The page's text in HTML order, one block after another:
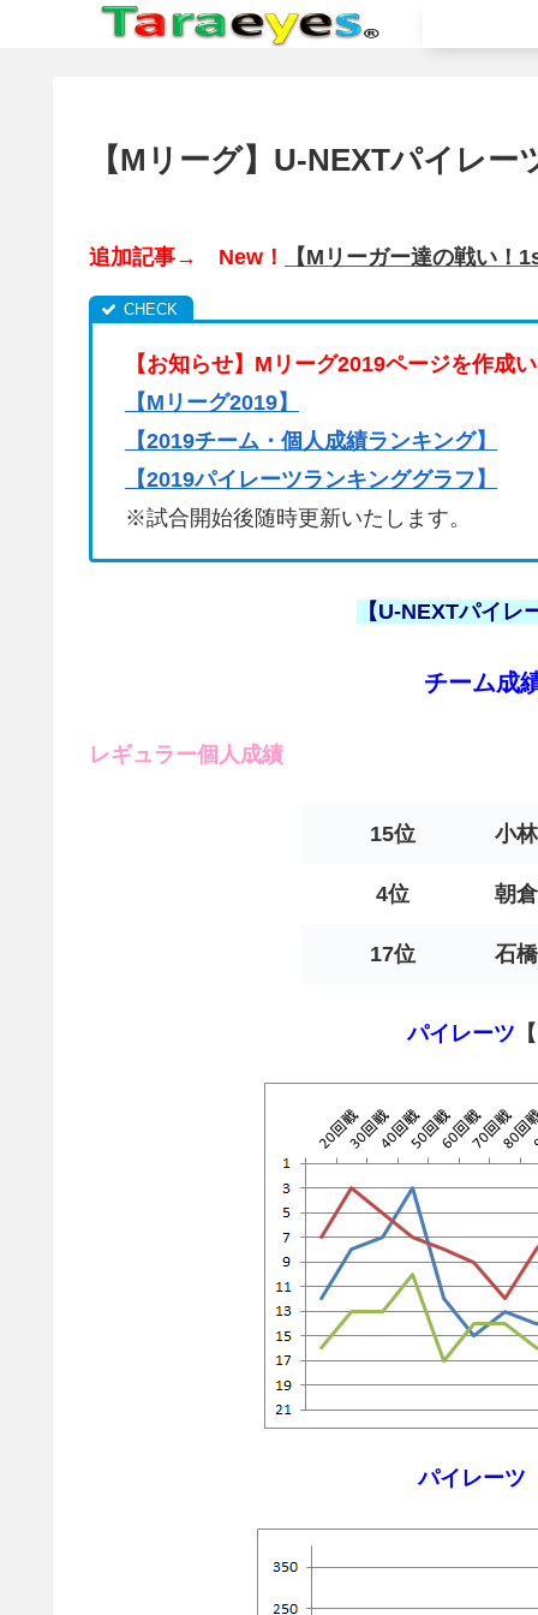
【Mリーグ】U-NEXTパイレ
追加記事→ New！ 【Mリーガー達の戦い！
【お知らせ】Mリーグ2019ページを作成
【Mリーグ2019】
【2019チーム・個人成績ランキング】
【2019パイレーツランキンググラフ 】
※試合開始後随時更新いたします。
【U-NEXTパイレ
チーム成
レギュラー個人成績
15位 小
4位 朝
17位 石
パイレーツ
パイレーツ